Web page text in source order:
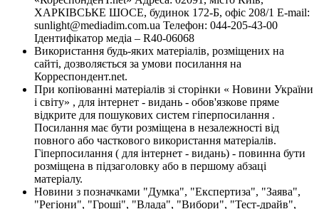
ХАРКІВСЬКЕ ШОСЕ, будинок 172-Б, офіс 208/1 E-mail:
sunlight@mediadim.com.ua Телефон: 044-205-43-00
Ідентифікатор медіа – R40-06068
Використання будь-яких матеріалів, розміщених на
сайті, дозволяється за умови посилання на
Корреспондент.net.
При копіюванні матеріалів зі сторінки « Новини України
і світу» , для інтернет - видань - обов'язкове пряме
відкрите для пошукових систем гіперпосилання .
Посилання має бути розміщена в незалежності від
повного або часткового використання матеріалів.
Гіперпосилання ( для інтернет - видань) - повинна бути
розміщена в підзаголовку або в першому абзаці
матеріалу.
Новини з позначками "Думка", "Експертиза", "Заява",
"Регіони", "Гроші", "Влада", "Вибори", "Тест-драйв",